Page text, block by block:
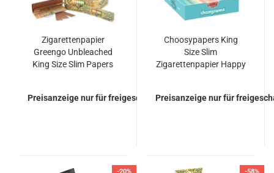
Zigarettenpapier
Greengo Unbleached
King Size Slim Papers
Preisanzeige nur für freigeschaltete Kunden
Choosypapers King
Size Slim
Zigarettenpapier Happy
Preisanzeige nur für